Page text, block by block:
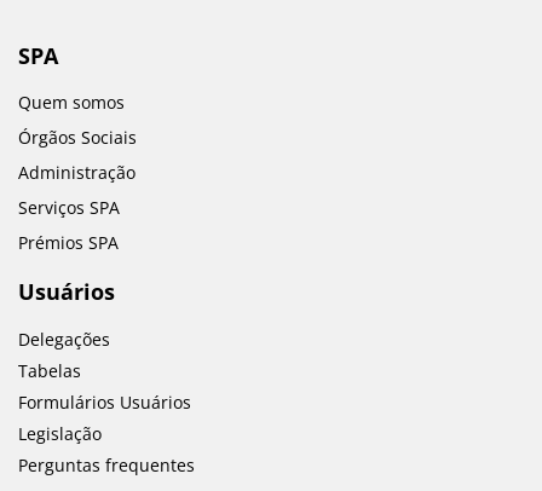
SPA
Quem somos
Órgãos Sociais
Administração
Serviços SPA
Prémios SPA
Usuários
Delegações
Tabelas
Formulários Usuários
Legislação
Perguntas frequentes